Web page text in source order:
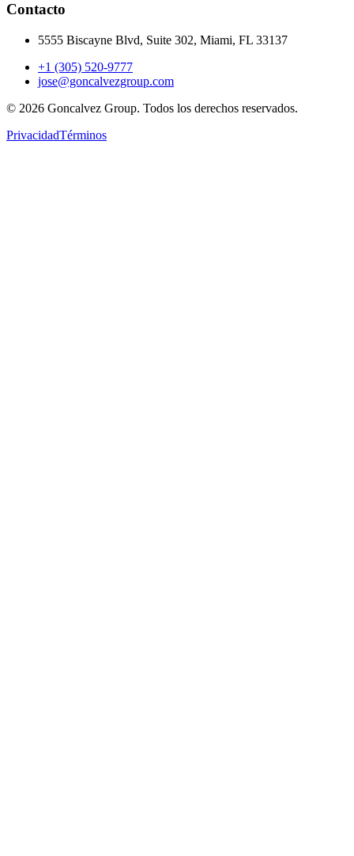
Contacto
5555 Biscayne Blvd, Suite 302, Miami, FL 33137
+1 (305) 520-9777
jose@goncalvezgroup.com
© 2026 Goncalvez Group. Todos los derechos reservados.
PrivacidadTérminos